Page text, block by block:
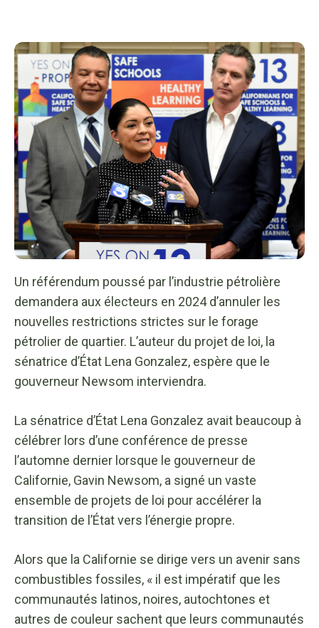
Un référendum poussé par l’industrie pétrolière
demandera aux électeurs en 2024 d’annuler les
nouvelles restrictions strictes sur le forage
pétrolier de quartier. L’auteur du projet de loi, la
sénatrice d’État Lena Gonzalez, espère que le
gouverneur Newsom interviendra.
La sénatrice d’État Lena Gonzalez avait beaucoup à
célébrer lors d’une conférence de presse
l’automne dernier lorsque le gouverneur de
Californie, Gavin Newsom, a signé un vaste
ensemble de projets de loi pour accélérer la
transition de l’État vers l’énergie propre.
Alors que la Californie se dirige vers un avenir sans
combustibles fossiles, « il est impératif que les
communautés latinos, noires, autochtones et
autres de couleur sachent que leurs communautés